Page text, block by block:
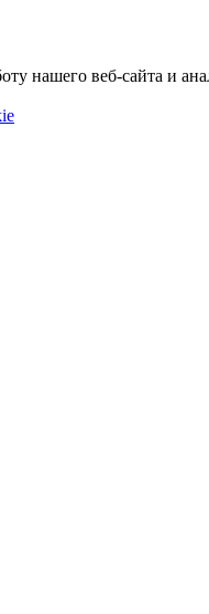
нашего веб-сайта и